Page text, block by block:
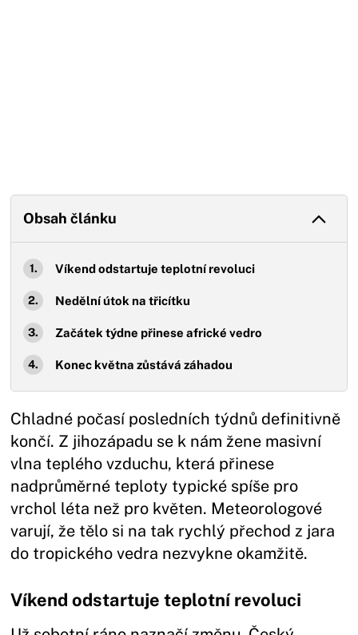
Obsah článku
Víkend odstartuje teplotní revoluci
Nedělní útok na třicítku
Začátek týdne přinese africké vedro
Konec května zůstává záhadou
Chladné počasí posledních týdnů definitivně
končí. Z jihozápadu se k nám žene masivní
vlna teplého vzduchu, která přinese
nadprůměrné teploty typické spíše pro
vrchol léta než pro květen. Meteorologové
varují, že tělo si na tak rychlý přechod z jara
do tropického vedra nezvykne okamžitě.
Víkend odstartuje teplotní revoluci